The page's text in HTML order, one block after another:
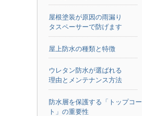
屋根塗装が原因の雨漏り
タスペーサーで防げます
屋上防水の種類と特徴
ウレタン防水が選ばれる
理由とメンテナンス方法
防水層を保護する「トップコー
ト」の重要性